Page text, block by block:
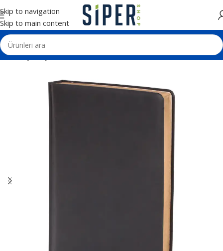
Skip to navigation
Skip to main content
Ana Sayfa Ajanda ve Defterler Tarihsiz Defterler